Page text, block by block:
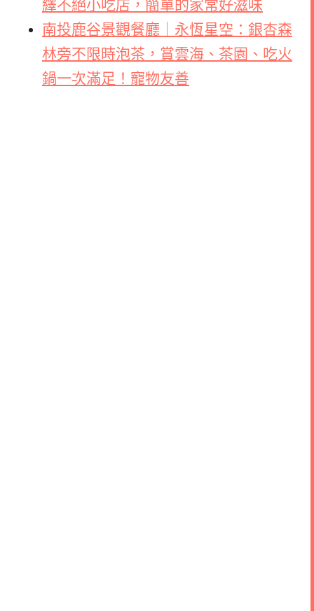
繹不絕小吃店，簡單的家常好滋味
南投鹿谷景觀餐廳｜永恆星空：銀杏森
林旁不限時泡茶，賞雲海、茶園、吃火
鍋一次滿足！寵物友善